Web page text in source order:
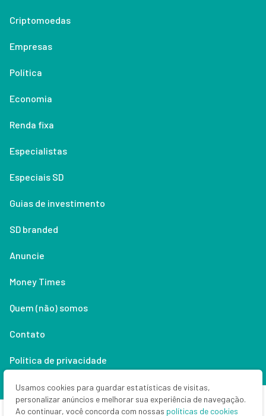
Criptomoedas
Empresas
Política
Economia
Renda fixa
Especialistas
Especiais SD
Guias de investimento
SD branded
Anuncie
Money Times
Quem (não) somos
Contato
Política de privacidade
Lifestyle
Usamos cookies para guardar estatísticas de visitas,
personalizar anúncios e melhorar sua experiência de navegação.
Ao continuar, você concorda com nossas políticas de cookies